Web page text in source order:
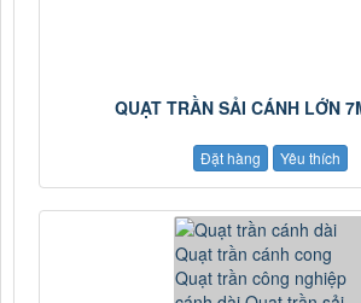
QUẠT TRẦN SẢI CÁNH LỚN
Đặt hàng Yêu thích